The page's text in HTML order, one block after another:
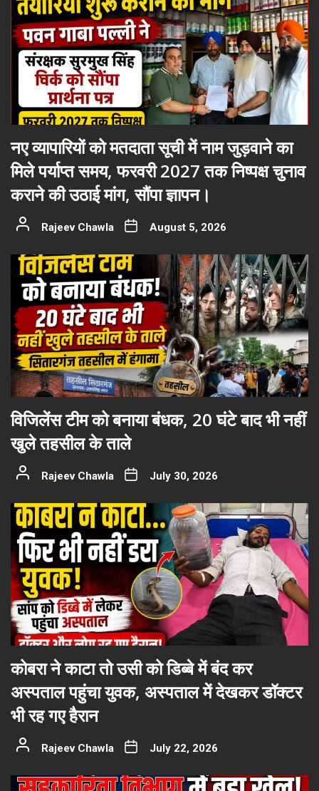
नए व्यापारियों को मतदाता सूची में नाम जुड़वाने का
मिले पर्याप्त समय, फरवरी 2027 तक निष्पक्ष चुनाव
कराने की उठाई मांग, सौंपा ज्ञापन।
Rajeev Chawla August 5, 2026
विजिलेंस टीम को बनाया बंधक, 20 घंटे बाद भी नहीं
खुले तहसील के ताले
Rajeev Chawla July 30, 2026
कोबरा ने काटा तो उसी को डिब्बे में बंद कर
अस्पताल पहुंचा युवक, अस्पताल में देखकर डॉक्टर
भी रह गए हैरान
Rajeev Chawla July 22, 2026